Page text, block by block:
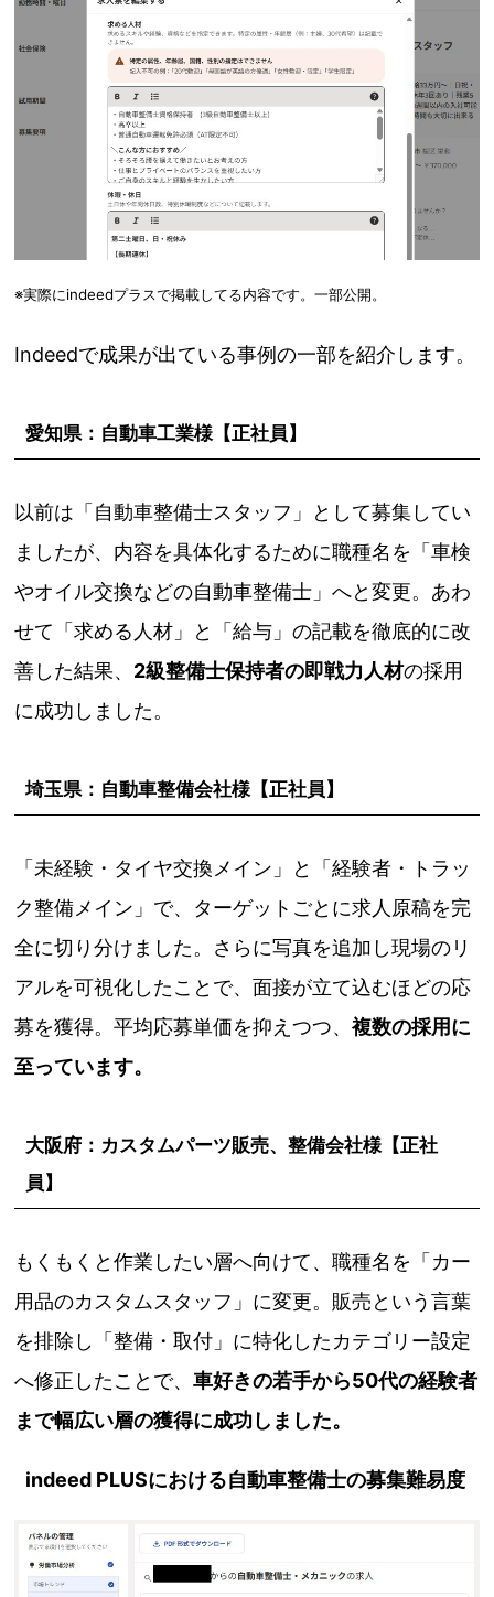
※実際にindeedプラスで掲載してる内容です。一部公開。
Indeedで成果が出ている事例の一部を紹介します。
愛知県：自動車工業様【正社員】
以前は「自動車整備士スタッフ」として募集してい
ましたが、内容を具体化するために職種名を「車検
やオイル交換などの自動車整備士」へと変更。あわ
せて「求める人材」と「給与」の記載を徹底的に改
善した結果、 2級整備士保持者の即戦力人材の採用
に成功しました。
埼玉県：自動車整備会社様【正社員】
「未経験・タイヤ交換メイン」と「経験者・トラッ
ク整備メイン」で、ターゲットごとに求人原稿を完
全に切り分けました。さらに写真を追加し現場のリ
アルを可視化したことで、面接が立て込むほどの応
募を獲得。平均応募単価を抑えつつ、複数の採用に
至っています。
大阪府：カスタムパーツ販売、整備会社様【正社
員】
もくもくと作業したい層へ向けて、職種名を「カー
用品のカスタムスタッフ」に変更。販売という言葉
を排除し「整備・取付」に特化したカテゴリー設定
へ修正したことで、車好きの若手から50代の経験者
まで幅広い層の獲得に成功しました。
indeed PLUSにおける自動車整備士の募集難易度